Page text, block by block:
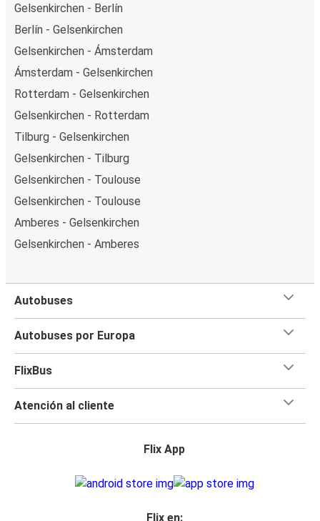
Gelsenkirchen - Berlín
Berlín - Gelsenkirchen
Gelsenkirchen - Ámsterdam
Ámsterdam - Gelsenkirchen
Rotterdam - Gelsenkirchen
Gelsenkirchen - Rotterdam
Tilburg - Gelsenkirchen
Gelsenkirchen - Tilburg
Gelsenkirchen - Toulouse
Gelsenkirchen - Toulouse
Amberes - Gelsenkirchen
Gelsenkirchen - Amberes
Autobuses
Autobuses por Europa
FlixBus
Atención al cliente
Flix App
Flix en: